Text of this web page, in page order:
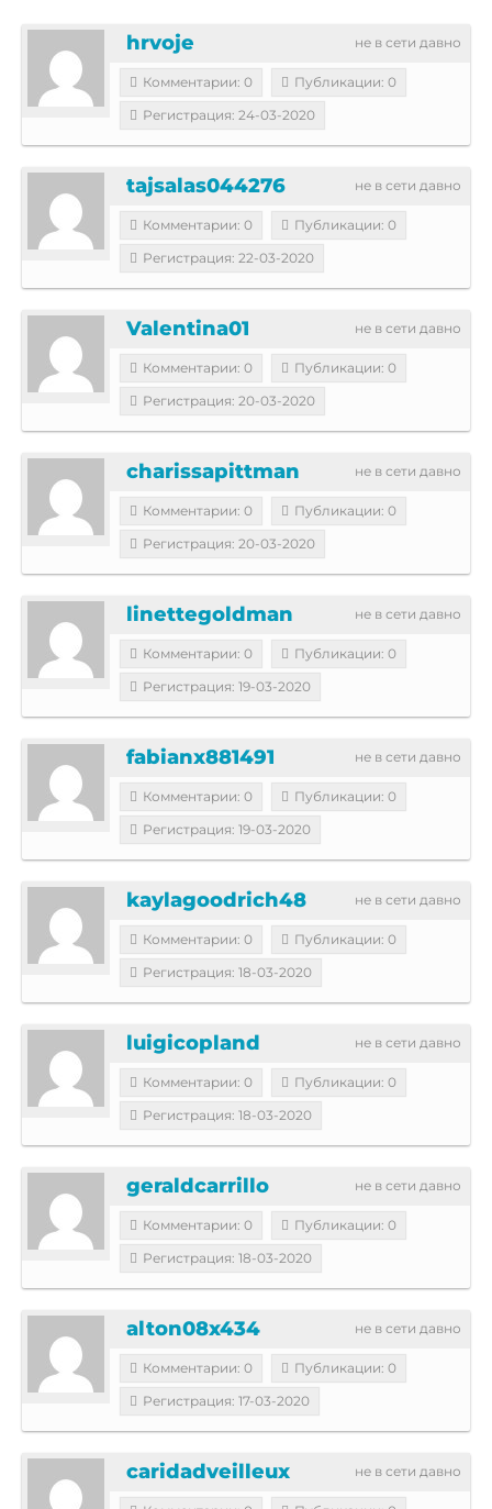
не в сети давно
hrvoje
Комментарии: 0
Публикации: 0
Регистрация: 24-03-2020
не в сети давно
tajsalas044276
Комментарии: 0
Публикации: 0
Регистрация: 22-03-2020
не в сети давно
Valentina01
Комментарии: 0
Публикации: 0
Регистрация: 20-03-2020
не в сети давно
charissapittman
Комментарии: 0
Публикации: 0
Регистрация: 20-03-2020
не в сети давно
linettegoldman
Комментарии: 0
Публикации: 0
Регистрация: 19-03-2020
не в сети давно
fabianx881491
Комментарии: 0
Публикации: 0
Регистрация: 19-03-2020
не в сети давно
kaylagoodrich48
Комментарии: 0
Публикации: 0
Регистрация: 18-03-2020
не в сети давно
luigicopland
Комментарии: 0
Публикации: 0
Регистрация: 18-03-2020
не в сети давно
geraldcarrillo
Комментарии: 0
Публикации: 0
Регистрация: 18-03-2020
не в сети давно
alton08x434
Комментарии: 0
Публикации: 0
Регистрация: 17-03-2020
не в сети давно
caridadveilleux